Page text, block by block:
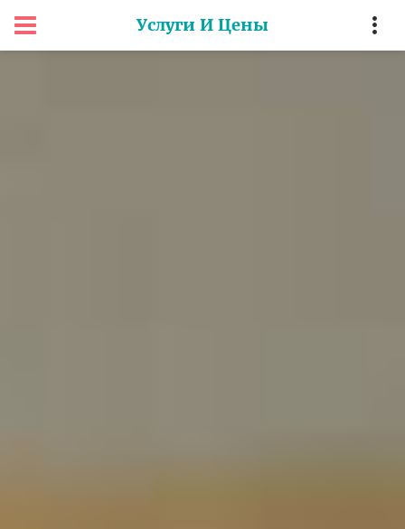
Услуги И Цены